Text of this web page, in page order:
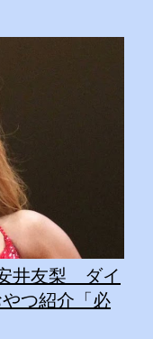
井友梨 ダイ
つ紹介「必